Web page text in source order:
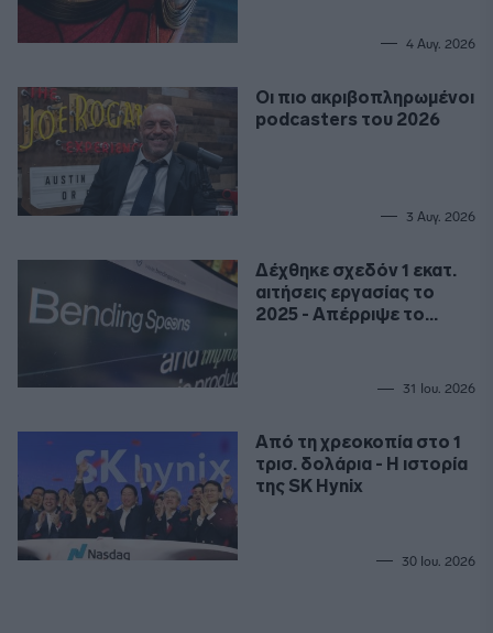
4 Αυγ. 2026
Οι πιο ακριβοπληρωμένοι
podcasters του 2026
3 Αυγ. 2026
Δέχθηκε σχεδόν 1 εκατ.
αιτήσεις εργασίας το
2025 - Απέρριψε το
31 Ιου. 2026
Από τη χρεοκοπία στο 1
τρισ. δολάρια - Η ιστορία
της SK Hynix
30 Ιου. 2026